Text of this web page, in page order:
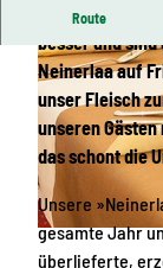
© Ratskeller »Zum
© Ratskeller »Zum
Route
Frische,
besser und
Neinerlaa auf
unser Fleisch
unseren
das schont die
Unsere
gesamte Jahr
überlieferte,